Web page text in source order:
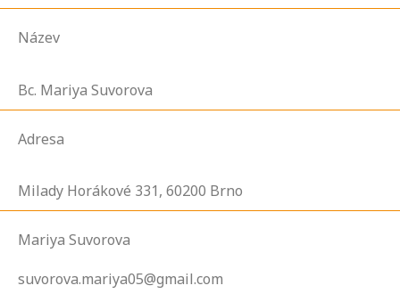
Název
Bc. Mariya Suvorova
Adresa
Milady Horákové 331, 60200 Brno
Mariya Suvorova
suvorova.mariya05@gmail.com